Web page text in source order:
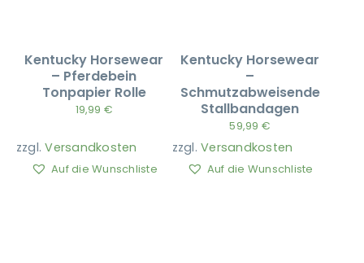
Kentucky Horsewear
– Pferdebein
Tonpapier Rolle
19,99 €
zzgl.Versandkosten
Auf die Wunschliste
Kentucky Horsewear
–
Schmutzabweisende
Stallbandagen
59,99 €
zzgl.Versandkosten
Auf die Wunschliste